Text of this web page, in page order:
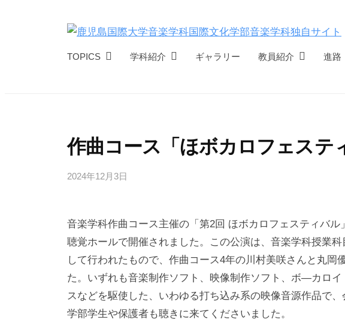
鹿
大
学
学
科
国
際
文
T
M
E
O
F
M
U
S
I
TOPICS 学科紹介 ギャラリー 教員紹介 進路
作曲コース「ほボカロフェステ
2024年12月3日
r
t
音楽学科作曲コース主催の「第2回 ほボカロフェスティバル
聴覚ホールで開催されました。この公演は、音楽学科授業
して行われたもので、作曲コース4年の川村美咲さんと丸岡
た。いずれも音楽制作ソフト、映像制作ソフト、ボ―カロ
スなどを駆使した、いわゆる打ち込み系の映像音源作品で
学部学生や保護者も聴きに来てくださいました。